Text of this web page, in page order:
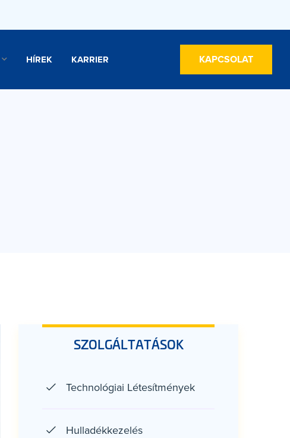
KAPCSOLAT
HÍREK KARRIER
SZOLGÁLTATÁSOK
Technológiai Létesítmények
Hulladékkezelés